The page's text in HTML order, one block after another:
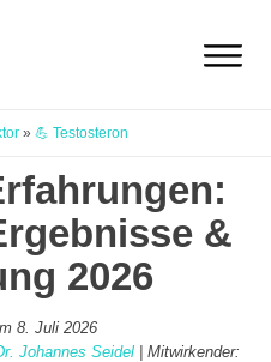
» 💪 Testosteron
&
2026
8. Juli 2026
Johannes Seidel | Mitwirkender: